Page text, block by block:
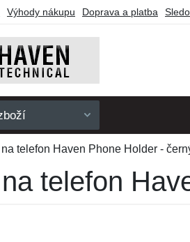
Výhody nákupu Doprava a platba
na telefon Haven Phone Holder -
telefon